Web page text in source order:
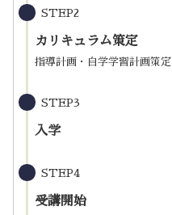
STEP2
カリキュラム策定
指導計画・自学学習計画策定
STEP3
入学
STEP4
受講開始